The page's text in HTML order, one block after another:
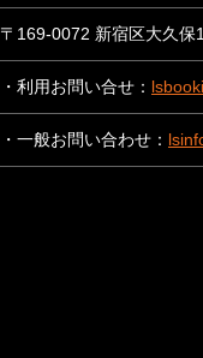
〒169-0072 新宿区大久
・利用お問い合せ：
・一般お問い合わせ：